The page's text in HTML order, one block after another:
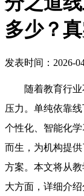
多少？
发表时间：2026-
随着教育行
压力。单纯依靠
个性化、智能化学
而生，为机构提
方案。本文将从
大方面，详细介